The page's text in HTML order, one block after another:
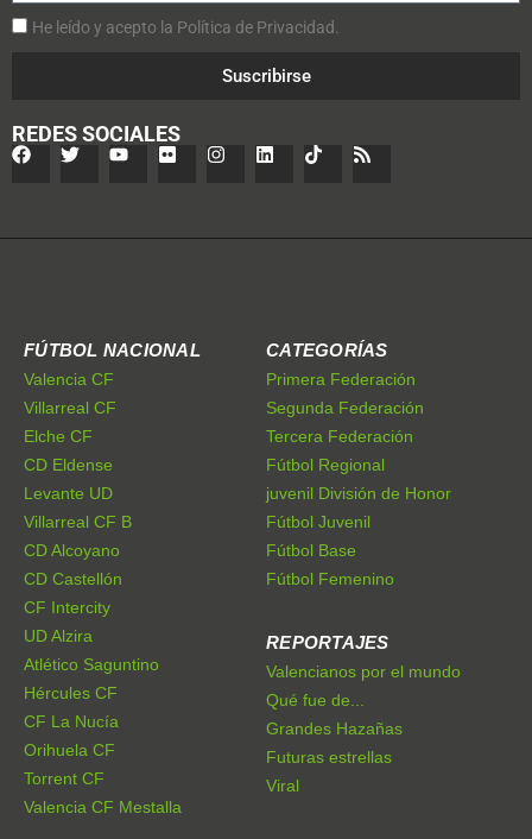
He leído y acepto la Política de Privacidad.
Suscribirse
REDES SOCIALES
FÚTBOL NACIONAL
Valencia CF
Villarreal CF
Elche CF
CD Eldense
Levante UD
Villarreal CF B
CD Alcoyano
CD Castellón
CF Intercity
UD Alzira
Atlético Saguntino
Hércules CF
CF La Nucía
Orihuela CF
Torrent CF
Valencia CF Mestalla
CATEGORÍAS
Primera Federación
Segunda Federación
Tercera Federación
Fútbol Regional
juvenil División de Honor
Fútbol Juvenil
Fútbol Base
Fútbol Femenino
REPORTAJES
Valencianos por el mundo
Qué fue de...
Grandes Hazañas
Futuras estrellas
Viral